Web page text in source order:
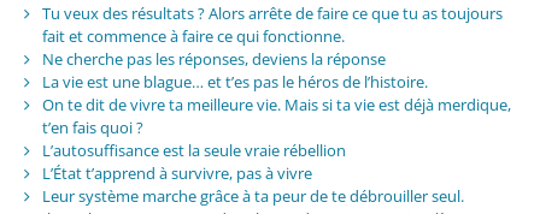
Tu veux des résultats ? Alors arrête de faire ce que tu as toujours
fait et commence à faire ce qui fonctionne.
Ne cherche pas les réponses, deviens la réponse
La vie est une blague… et t’es pas le héros de l’histoire.
On te dit de vivre ta meilleure vie. Mais si ta vie est déjà merdique,
t’en fais quoi ?
L’autosuffisance est la seule vraie rébellion
L’État t’apprend à survivre, pas à vivre
Leur système marche grâce à ta peur de te débrouiller seul.